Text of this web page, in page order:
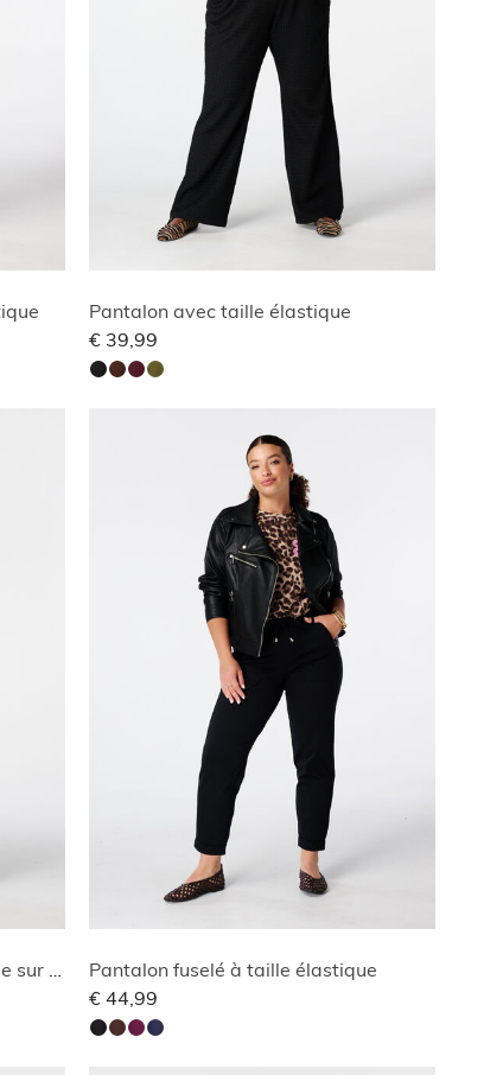
Pantalon avec taille élastique
€ 39,99
Pantalon avec détails en dentelle sur les côtés
Pantalon fuselé à taille élastique
€ 44,99